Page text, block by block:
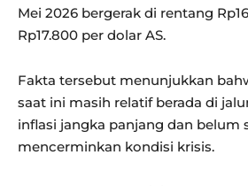
Mei 2026 bergerak di rentang
Rp17.800 per dolar AS.
Fakta tersebut menunjukkan
saat ini masih relatif berada di
inflasi jangka panjang dan belum
mencerminkan kondisi krisis.